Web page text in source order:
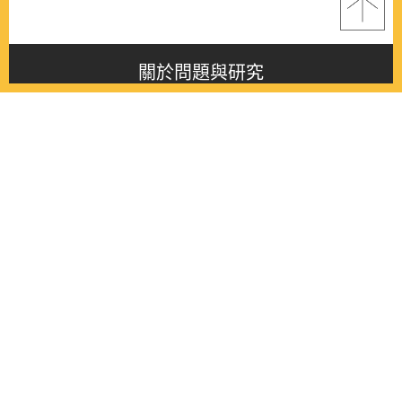
關於問題與研究
About this journal